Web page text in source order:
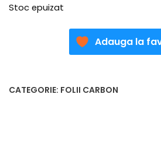
Stoc epuizat
Adauga la
CATEGORIE: FOLII CARBON